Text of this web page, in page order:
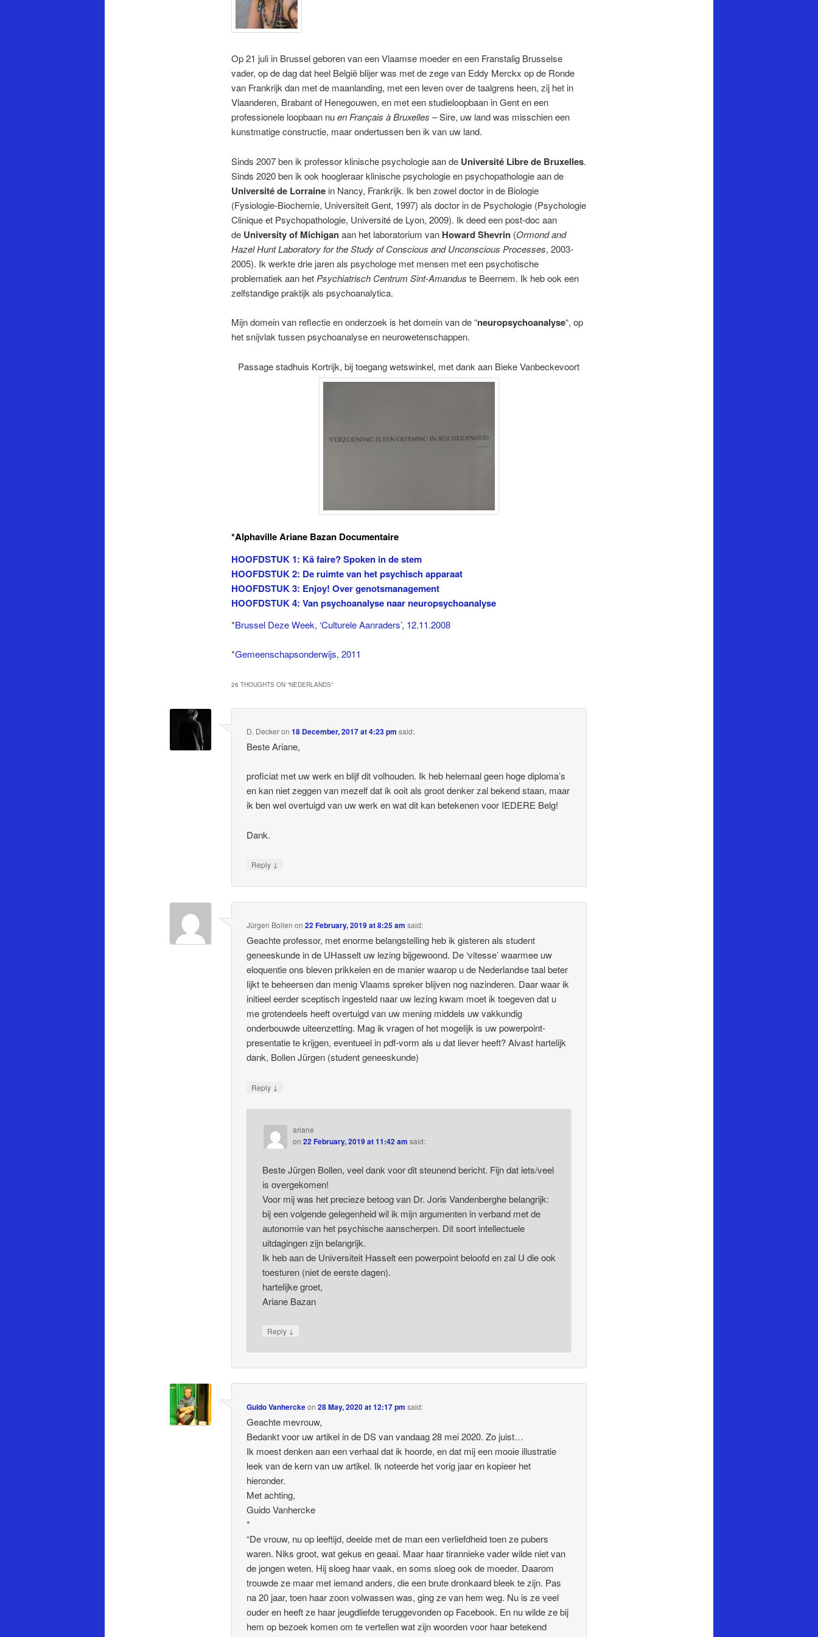
Op 21 juli in Brussel geboren van een Vlaamse moeder en een Franstalig Brusselse
vader, op de dag dat heel België blijer was met de zege van Eddy Merckx op de Ronde
van Frankrijk dan met de maanlanding, met een leven over de taalgrens heen, zij het in
Vlaanderen, Brabant of Henegouwen, en met een studieloopbaan in Gent en een
professionele loopbaan nuen Français à Bruxelles – Sire, uw land was misschien een
kunstmatige constructie, maar ondertussen ben ik van uw land.
Sinds 2007 ben ik professor klinische psychologie aan de Université Libre de Bruxelles.
Sinds 2020 ben ik ook hoogleraar klinische psychologie en psychopathologie aan de
Université de Lorrainein Nancy, Frankrijk. Ik ben zowel doctor in de Biologie
(Fysiologie-Biochemie, Universiteit Gent, 1997) als doctor in de Psychologie (Psychologie
Clinique et Psychopathologie, Université de Lyon, 2009). Ik deed een post-doc aan
de University of Michiganaan het laboratorium van Howard Shevrin(Ormond and
Hazel Hunt Laboratory for the Study of Conscious and Unconscious Processes, 2003-
2005). Ik werkte drie jaren als psychologe met mensen met een psychotische
problematiek aan het Psychiatrisch Centrum Sint-Amandus te Beernem. Ik heb ook een
zelfstandige praktijk als psychoanalytica.
Mijn domein van reflectie en onderzoek is het domein van de “neuropsychoanalyse“, op
het snijvlak tussen psychoanalyse en neurowetenschappen.
Passage stadhuis Kortrijk, bij toegang wetswinkel, met dank aan Bieke Vanbeckevoort
*Alphaville Ariane Bazan Documentaire
HOOFDSTUK 1: Kä faire? Spoken in de stem
HOOFDSTUK 2: De ruimte van het psychisch apparaat
HOOFDSTUK 3: Enjoy! Over genotsmanagement
HOOFDSTUK 4: Van psychoanalyse naar neuropsychoanalyse
*Brussel Deze Week, ‘Culturele Aanraders’, 12.11.2008
*Gemeenschapsonderwijs, 2011
26 THOUGHTS ON “NEDERLANDS”
D. Deckeron18 December, 2017 at 4:23 pm said:
Beste Ariane,
proficiat met uw werk en blijf dit volhouden. Ik heb helemaal geen hoge diploma’s
en kan niet zeggen van mezelf dat ik ooit als groot denker zal bekend staan, maar
ik ben wel overtuigd van uw werk en wat dit kan betekenen voor IEDERE Belg!
Dank.
Reply ↓
Jürgen Bollen on22 February, 2019 at 8:25 am said:
Geachte professor, met enorme belangstelling heb ik gisteren als student
geneeskunde in de UHasselt uw lezing bijgewoond. De ‘vitesse’ waarmee uw
eloquentie ons bleven prikkelen en de manier waarop u de Nederlandse taal beter
lijkt te beheersen dan menig Vlaams spreker blijven nog nazinderen. Daar waar ik
initieel eerder sceptisch ingesteld naar uw lezing kwam moet ik toegeven dat u
me grotendeels heeft overtuigd van uw mening middels uw vakkundig
onderbouwde uiteenzetting. Mag ik vragen of het mogelijk is uw powerpoint-
presentatie te krijgen, eventueel in pdf-vorm als u dat liever heeft? Alvast hartelijk
dank, Bollen Jürgen (student geneeskunde)
Reply ↓
ariane
on 22 February, 2019 at 11:42 am said:
Beste Jürgen Bollen, veel dank voor dit steunend bericht. Fijn dat iets/veel
is overgekomen!
Voor mij was het precieze betoog van Dr. Joris Vandenberghe belangrijk:
bij een volgende gelegenheid wil ik mijn argumenten in verband met de
autonomie van het psychische aanscherpen. Dit soort intellectuele
uitdagingen zijn belangrijk.
Ik heb aan de Universiteit Hasselt een powerpoint beloofd en zal U die ook
toesturen (niet de eerste dagen).
hartelijke groet,
Ariane Bazan
Reply ↓
Guido Vanherckeon28 May, 2020 at 12:17 pm said:
Geachte mevrouw,
Bedankt voor uw artikel in de DS van vandaag 28 mei 2020. Zo juist…
Ik moest denken aan een verhaal dat ik hoorde, en dat mij een mooie illustratie
leek van de kern van uw artikel. Ik noteerde het vorig jaar en kopieer het
hieronder.
Met achting,
Guido Vanhercke
*
“De vrouw, nu op leeftijd, deelde met de man een verliefdheid toen ze pubers
waren. Niks groot, wat gekus en geaai. Maar haar tirannieke vader wilde niet van
de jongen weten. Hij sloeg haar vaak, en soms sloeg ook de moeder. Daarom
trouwde ze maar met iemand anders, die een brute dronkaard bleek te zijn. Pas
na 20 jaar, toen haar zoon volwassen was, ging ze van hem weg. Nu is ze veel
ouder en heeft ze haar jeugdliefde teruggevonden op Facebook. En nu wilde ze bij
hem op bezoek komen om te vertellen wat zijn woorden voor haar betekend